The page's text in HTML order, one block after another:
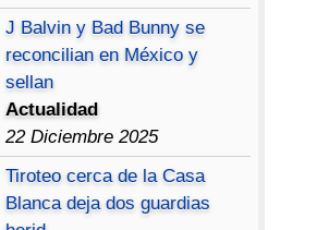
J Balvin y Bad Bunny se
reconcilian en México y
sellan
Actualidad
22 Diciembre 2025
Tiroteo cerca de la Casa
Blanca deja dos guardias